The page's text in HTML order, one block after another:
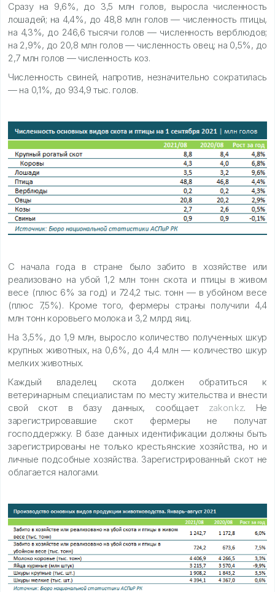
Сразу на 9,6%, до 3,5 млн голов, выросла численность
лошадей; на 4,4%, до 48,8 млн голов — численность птицы,
на 4,3%, до 246,6 тысячи голов — численность верблюдов;
на 2,9%, до 20,8 млн голов — численность овец; на 0,5%, до
2,7 млн голов — численность коз.
Численность свиней, напротив, незначительно сократилась
— на 0,1%, до 934,9 тыс. голов.
С начала года в стране было забито в хозяйстве или
реализовано на убой 1,2 млн тонн скота и птицы в живом
весе (плюс 6% за год) и 724,2 тыс. тонн — в убойном весе
(плюс 7,5%). Кроме того, фермеры страны получили 4,4
млн тонн коровьего молока и 3,2 млрд яиц.
На 3,5%, до 1,9 млн, выросло количество полученных шкур
крупных животных, на 0,6%, до 4,4 млн — количество шкур
мелких животных.
Каждый владелец скота должен обратиться к
ветеринарным специалистам по месту жительства и внести
свой скот в базу данных, сообщает zakon.kz. Не
зарегистрировавшие скот фермеры не получат
господдержку. В базе данных идентификации должны быть
зарегистрированы не только крестьянские хозяйства, но и
личные подсобные хозяйства. Зарегистрированный скот не
облагается налогами.